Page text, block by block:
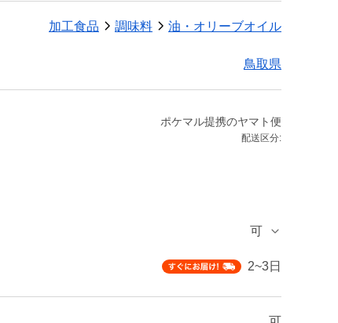
加工食品 調味料 油・オリーブオイル
鳥取県
ポケマル提携のヤマト便
配送区分:
可
2~3日